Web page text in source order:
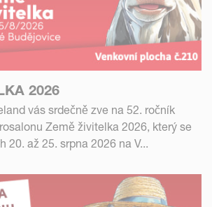
2026
vás srdečně zve na 52. ročník
Země živitelka 2026, který se
20. až 25. srpna 2026 na V...